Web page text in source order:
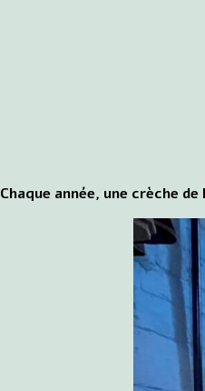
Chaque année, une crèche